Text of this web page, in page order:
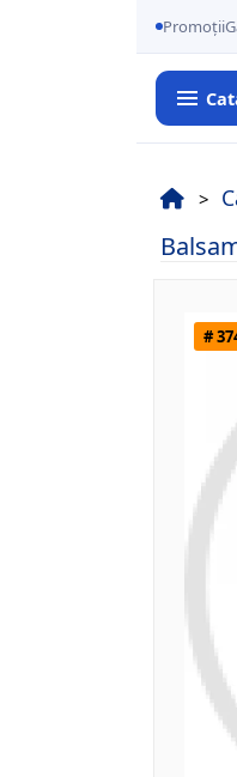
Promoții
#